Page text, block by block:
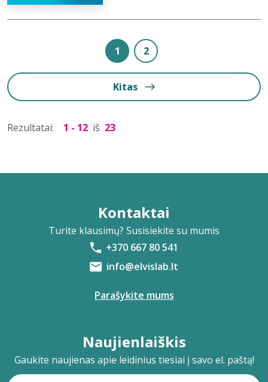
1 2
Kitas
Rezultatai: 1 - 12 iš 23
Kontaktai
Turite klausimų? Susisiekite su mumis
+370 667 80 541
info@elvislab.lt
Parašykite mums
Naujienlaiškis
Gaukite naujienas apie leidinius tiesiai į savo el. paštą!